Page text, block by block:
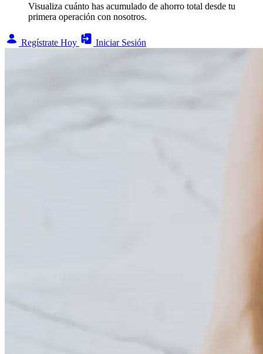
Visualiza cuánto has acumulado de ahorro total desde tu
primera operación con nosotros.
Regístrate Hoy Iniciar Sesión